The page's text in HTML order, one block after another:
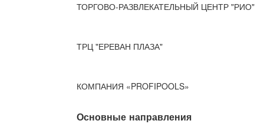
ТОРГОВО-РАЗВЛЕКАТЕЛЬНЫЙ ЦЕНТР "РИО"
ТРЦ "ЕРЕВАН ПЛАЗА"
КОМПАНИЯ «PROFIPOOLS»
Основные направления